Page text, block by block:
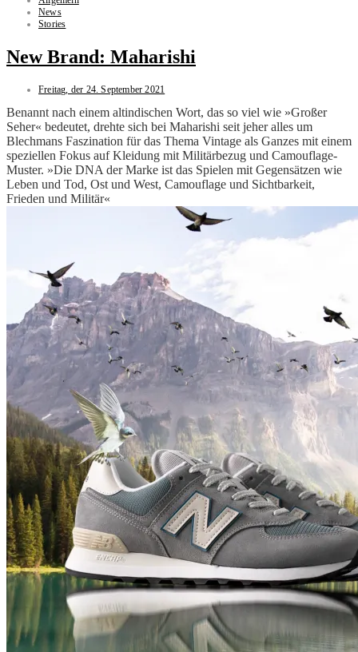
News
Stories
New Brand: Maharishi
Freitag, der 24. September 2021
Benannt nach einem altindischen Wort, das so viel wie »Großer
Seher« bedeutet, drehte sich bei Maharishi seit jeher alles um
Blechmans Faszination für das Thema Vintage als Ganzes mit einem
speziellen Fokus auf Kleidung mit Militärbezug und Camouflage-
Muster. »Die DNA der Marke ist das Spielen mit Gegensätzen wie
Leben und Tod, Ost und West, Camouflage und Sichtbarkeit,
Frieden und Militär«